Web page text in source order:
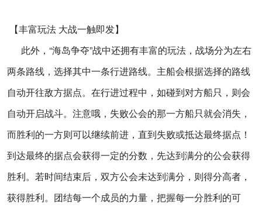
【丰富玩法 大战一触即发】
此外，“海岛争夺”战中还拥有丰富的玩法，战场分为左右
两条路线，选择其中一条行进路线。主船会根据选择的路线
自动开往敌方据点。在行进过程中，如碰到对方船只，则会
自动开启战斗。注意哦，失败公会的那一方船只就会消失，
而胜利的一方则可以继续前进，直到失败或抵达最终据点！
到达最终的据点会获得一定的分数，先达到满分的公会获得
胜利。若时间结束后，双方公会未达到满分，则得分高者，
获得胜利。团结每一个成员的力量，把握每一分胜利的可